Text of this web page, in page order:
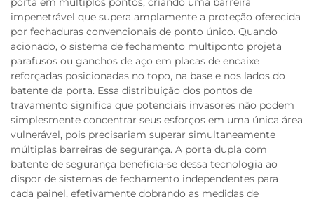
impenetrável que supera amplamente a proteção oferecida
por fechaduras convencionais de ponto único. Quando
acionado, o sistema de fechamento multiponto projeta
parafusos ou ganchos de aço em placas de encaixe
reforçadas posicionadas no topo, na base e nos lados do
batente da porta. Essa distribuição dos pontos de
travamento significa que potenciais invasores não podem
simplesmente concentrar seus esforços em uma única área
vulnerável, pois precisariam superar simultaneamente
múltiplas barreiras de segurança. A porta dupla com
batente de segurança beneficia-se dessa tecnologia ao
dispor de sistemas de fechamento independentes para
cada painel, efetivamente dobrando as medidas de